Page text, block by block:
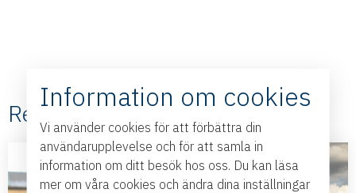
Relaterade #Krönikor
Information om cookies
Vi använder cookies för att förbättra din
användarupplevelse och för att samla in
information om ditt besök hos oss. Du kan läsa
mer om våra cookies och ändra dina inställningar